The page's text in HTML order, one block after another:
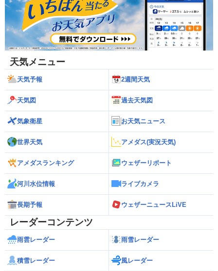
天気メニュー
天気予報 2週間天気
天気図 過去天気図
気象衛星 お天気ニュース
世界天気 アメダス(実況天気)
アメダスランキング ウェザーリポート
河川水位情報 ライブカメラ
長期予報 ウェザーニュースLiVE
レーダーコンテンツ
雨雲レーダー 雨雪レーダー
積雪レーダー 風レーダー